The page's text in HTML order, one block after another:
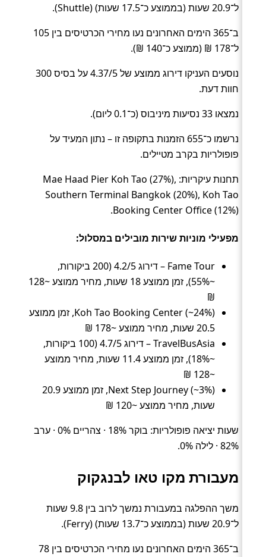
ל־20.9 שעות (בממוצע כ־17.5 שעות) (Shuttle).
ב־365 הימים האחרונים נעו מחירי הכרטיסים בין 105
ל־178 ₪ (ממוצע כ־140 ₪).
נוסעים העניקו דירוג ממוצע של 4.37/5 על בסיס 300
חוות דעת.
נמצאו 33 נסיעות מיניבוס (כ־0.1 ליום).
נרשמו כ־655 הזמנות בתקופה זו – נתון המעיד על
פופולריות בקרב מטיילים.
תחנות עיקריות: Mae Haad Pier Koh Tao (27%),
Southern Terminal Bangkok (20%), Koh Tao
Booking Center Office (12%).
מפעילי מוניות שירות מובילים במסלול:
Fame Tour – דירוג 4.2/5 (200 ביקורות,
~55%), זמן ממוצע 18 שעות, מחיר ממוצע ~128
₪
Koh Tao Booking Center (~24%), זמן ממוצע
20.5 שעות, מחיר ממוצע ~178 ₪
TravelBusAsia – דירוג 4.7/5 (100 ביקורות,
~18%), זמן ממוצע 11.4 שעות, מחיר ממוצע
~128 ₪
Next Step Journey (~3%), זמן ממוצע 20.9
שעות, מחיר ממוצע ~120 ₪
שעות יציאה פופולריות: בוקר 18% · צהריים 0% · ערב
82% · לילה 0%.
מעבורת מקו טאו לבנגקוק
משך ההפלגה במעבורת נמשך לרוב בין 9.8 שעות
ל־20.9 שעות (בממוצע כ־13.7 שעות) (Ferry).
ב־365 הימים האחרונים נעו מחירי הכרטיסים בין 78